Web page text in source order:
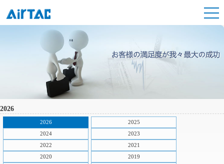
2026
2026
2025
2024
2023
2022
2021
2020
2019